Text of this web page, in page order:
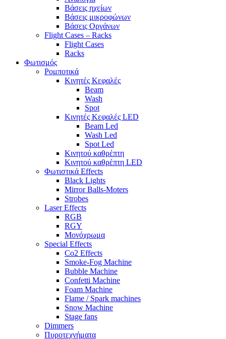
Βάσεις ηχείων
Βάσεις μικροφώνων
Βάσεις Οργάνων
Flight Cases – Racks
Flight Cases
Racks
Φωτισμός
Ρομποτικά
Κινητές Κεφαλές
Beam
Wash
Spot
Κινητές Κεφαλές LED
Beam Led
Wash Led
Spot Led
Κινητού καθρέπτη
Κινητού καθρέπτη LED
Φωτιστικά Effects
Black Lights
Mirror Balls-Moters
Strobes
Laser Effects
RGB
RGY
Μονόχρωμα
Special Effects
Co2 Effects
Smoke-Fog Machine
Bubble Machine
Confetti Machine
Foam Machine
Flame / Spark machines
Snow Machine
Stage fans
Dimmers
Πυροτεχνήματα